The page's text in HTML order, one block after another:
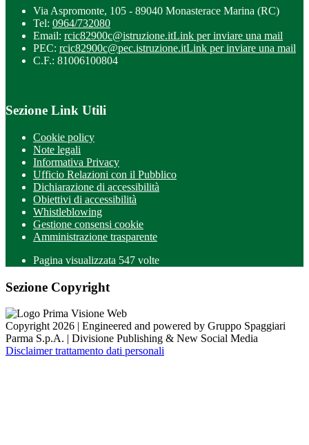
Via Aspromonte, 105 - 89040 Monasterace Marina (RC)
Tel: 0964/732080
Email: rcic82900c@istruzione.itLink per inviare una mail
PEC: rcic82900c@pec.istruzione.itLink per inviare una mail
C.F.: 81006100804
Sezione Link Utili
Cookie policy
Note legali
Informativa Privacy
Ufficio Relazioni con il Pubblico
Dichiarazione di accessibilità
Obiettivi di accessibilità
Whistleblowing
Gestione consensi cookie
Amministrazione trasparente
Pagina visualizzata 547 volte
Sezione Copyright
Copyright 2026 | Engineered and powered by Gruppo Spaggiari
Parma S.p.A. | Divisione Publishing & New Social Media
Disclaimer trattamento dati personali